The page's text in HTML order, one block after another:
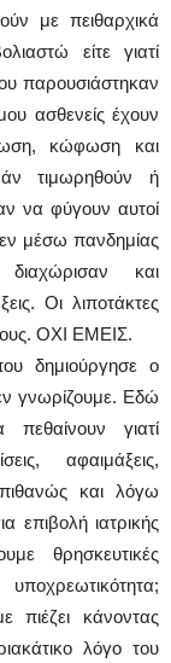
με πειθαρχικά
είτε γιατί
παρουσιάστηκαν
ασθενείς έχουν
κώφωση και
τιμωρηθούν ή
να φύγουν αυτοί
μέσω πανδημίας
και
Οι λιποτάκτες
ΟΧΙ ΕΜΕΙΣ.
δημιούργησε ο
γνωρίζουμε. Εδώ
γιατί
αφαιμάξεις,
πιθανώς και λόγω
επιβολή ιατρικής
θρησκευτικές
κάνοντας
λόγο του